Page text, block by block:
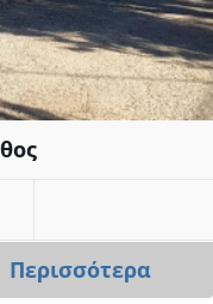
Περισσότερα